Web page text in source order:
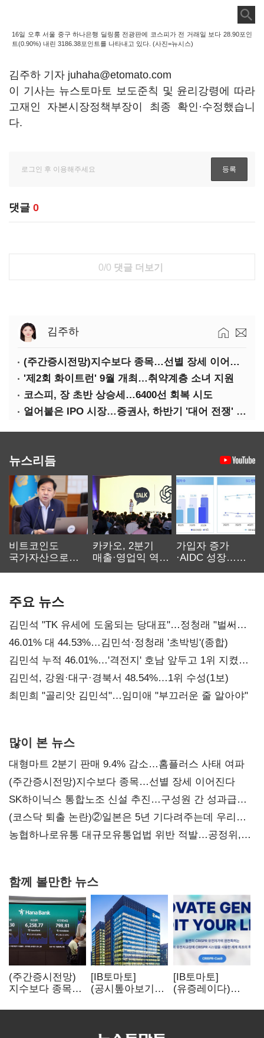
16일 오후 서울 중구 하나은행 딜링룸 전광판에 코스피가 전 거래일 보다 28.90포인
트(0.90%) 내린 3186.38포인트를 나타내고 있다. (사진=뉴시스)
김주하 기자 juhaha@etomato.com
이 기사는 뉴스토마토 보도준칙 및 윤리강령에 따라
고재인 자본시장정책부장이 최종 확인·수정했습니
다.
댓글 0
0/0 댓글 더보기
김주하
(주간증시전망)지수보다 종목…선별 장세 이어진다
'제2회 화이트런' 9월 개최…취약계층 소녀 지원
코스피, 장 초반 상승세…6400선 회복 시도
얼어붙은 IPO 시장…증권사, 하반기 '대어 전쟁' 기대
뉴스리듬
비트코인도
국가자산으로…'
카카오, 2분기
매출·영업익 역대
가입자 증가
·AIDC 성장…
주요 뉴스
김민석 "TK 유세에 도움되는 당대표"…정청래 "벌써
대표된 양 당직 배분"
46.01% 대 44.53%…김민석·정청래 '초박빙'(종합)
김민석 누적 46.01%…'격전지' 호남 앞두고 1위 지켰다
(2보)
김민석, 강원·대구·경북서 48.54%…1위 수성(1보)
최민희 "골리앗 김민석"…임미애 "부끄러운 줄 알아야"
많이 본 뉴스
대형마트 2분기 판매 9.4% 감소…홈플러스 사태 여파
(주간증시전망)지수보다 종목…선별 장세 이어진다
SK하이닉스 통합노조 신설 추진…구성원 간 성과급
불만 확산
(코스닥 퇴출 논란)②일본은 5년 기다려주는데 우리는
당장 퇴출?…시간만으론 부족한 코스닥 구하기
농협하나로유통 대규모유통업법 위반 적발…공정위,
함께 볼만한 뉴스
(주간증시전망)
지수보다 종목…
이어진다
[IB토마토]
(공시톺아보기)
바로 매출로
[IB토마토]
(유증레이다)
3분의 1 토막…